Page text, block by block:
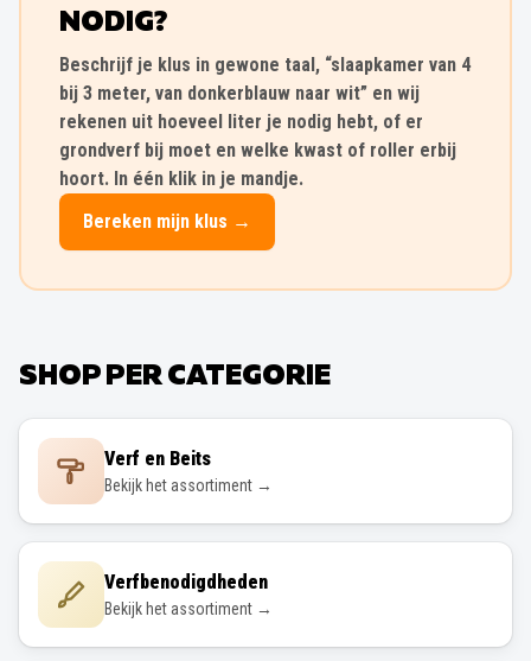
NODIG?
Beschrijf je klus in gewone taal, “slaapkamer van 4
bij 3 meter, van donkerblauw naar wit” en wij
rekenen uit hoeveel liter je nodig hebt, of er
grondverf bij moet en welke kwast of roller erbij
hoort. In één klik in je mandje.
Bereken mijn klus →
SHOP PER CATEGORIE
Verf en Beits
Bekijk het assortiment →
Verfbenodigdheden
Bekijk het assortiment →